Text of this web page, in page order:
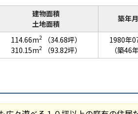
建物面積
土地面積
築年月
114.66m2
（34.68坪）
310.15m2 （93.82坪）
1980年
（築46年